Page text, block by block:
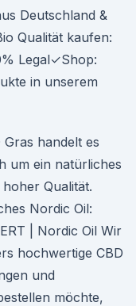
Deutschland &
Qualität kaufen:
Legal✓Shop:
in unserem
Gras handelt es
um ein natürliches
Qualität.
Nordic Oil:
| Nordic Oil Wir
hochwertige CBD
und
möchte,